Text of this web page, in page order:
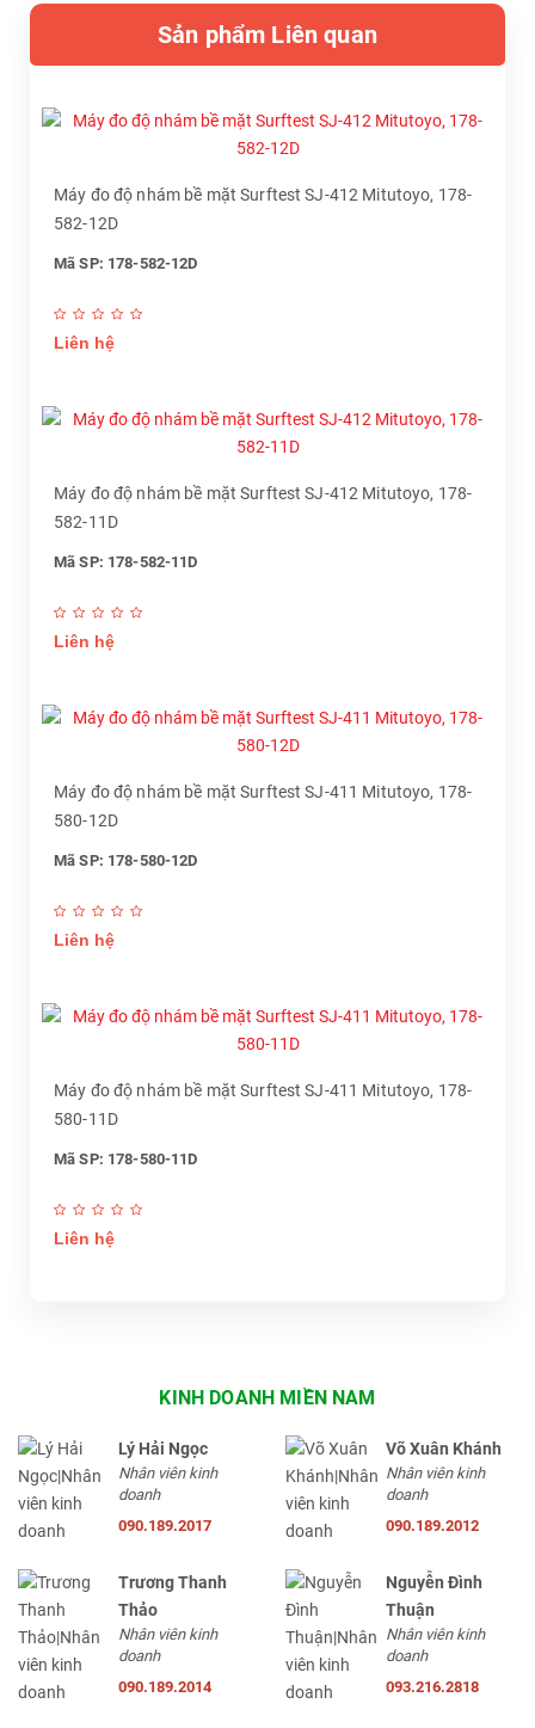
Sản phẩm Liên quan
Máy đo độ nhám bề mặt Surftest SJ-412 Mitutoyo, 178-
582-12D
Mã SP: 178-582-12D
Liên hệ
Máy đo độ nhám bề mặt Surftest SJ-412 Mitutoyo, 178-
582-11D
Mã SP: 178-582-11D
Liên hệ
Máy đo độ nhám bề mặt Surftest SJ-411 Mitutoyo, 178-
580-12D
Mã SP: 178-580-12D
Liên hệ
Máy đo độ nhám bề mặt Surftest SJ-411 Mitutoyo, 178-
580-11D
Mã SP: 178-580-11D
Liên hệ
KINH DOANH MIỀN NAM
Lý Hải Ngọc
Nhân viên kinh
doanh
090.189.2017
Võ Xuân Khánh
Nhân viên kinh
doanh
090.189.2012
Trương Thanh
Thảo
Nhân viên kinh
doanh
090.189.2014
Nguyễn Đình
Thuận
Nhân viên kinh
doanh
093.216.2818